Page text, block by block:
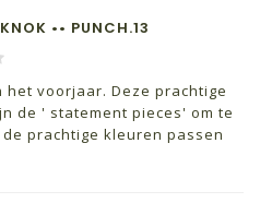
•• PUNCH.13
het voorjaar. Deze prachtige
de ' statement pieces' om te
prachtige kleuren passen